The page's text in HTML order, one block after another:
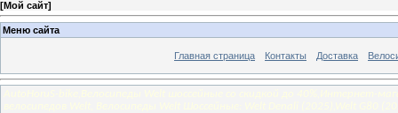
[Мой сайт]
Меню сайта
Главная страница Контакты Доставка